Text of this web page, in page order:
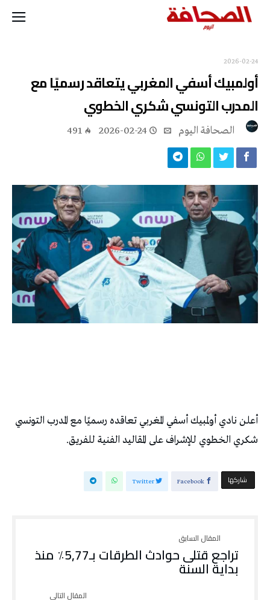
2026-02-24
أولمبيك أسفي المغربي يتعاقد رسميًا مع
المدرب التونسي شكري الخطوي
2026-02-24
491
أعلن نادي أولمبيك أسفي المغربي تعاقده رسميًا مع المدرب التونسي
شكري الخطوي للإشراف على المقاليد الفنية للفريق.
‫‫ شاركها‬ Facebook
Twitter
تراجع قتلى حوادث الطرقات بـ5,77٪ منذ
بداية السنة